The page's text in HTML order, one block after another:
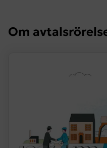
Om